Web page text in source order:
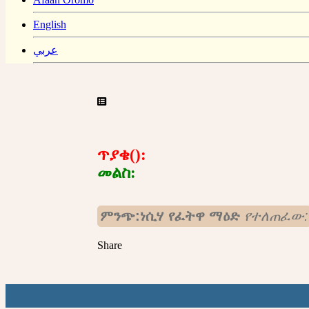
English
عربي
ጥያቄ():
መልስ:
ምንጭ:ነሲሃ የፈትዋ ማዕድ የተለጠፈው:
Share